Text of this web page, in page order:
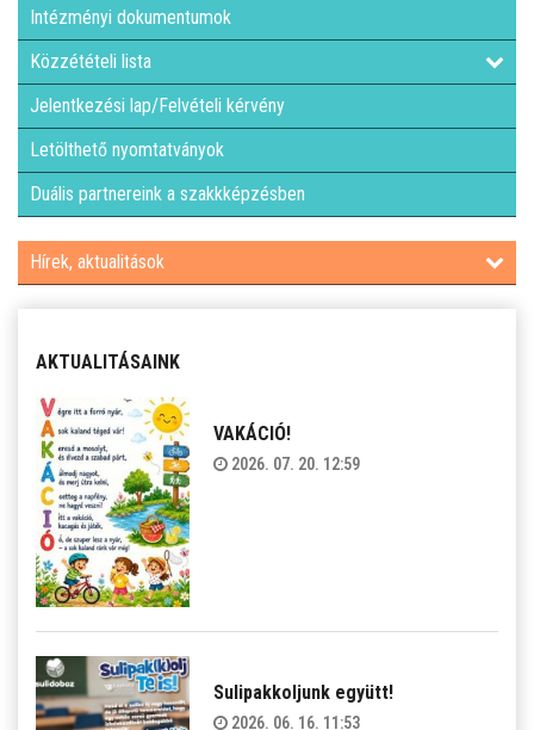
Intézményi dokumentumok
Közzétételi lista
Jelentkezési lap/Felvételi kérvény
Letölthető nyomtatványok
Duális partnereink a szakkképzésben
Hírek, aktualitások
AKTUALITÁSAINK
VAKÁCIÓ!
2026. 07. 20. 12:59
Sulipakkoljunk együtt!
2026. 06. 16. 11:53